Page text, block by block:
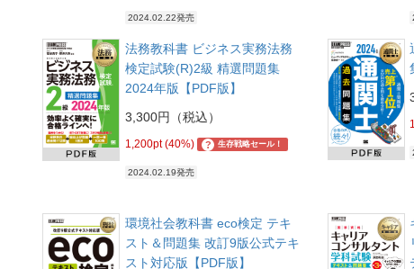
2024.02.22発売
法務教科書 ビジネス実務法務
検定試験(R)2級 精選問題集
2024年版【PDF版】
3,300円（税込）
1,200pt (40%) ? 生存戦略セール！
2024.02.19発売
環境社会教科書 eco検定 テキ
スト＆問題集 改訂9版公式テキ
スト対応版【PDF版】